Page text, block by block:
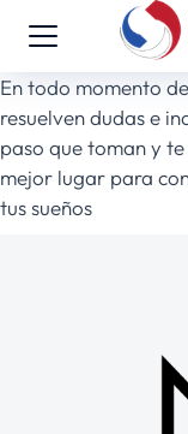
En todo momento
resuelven dudas e
paso que toman y
mejor lugar para
tus sueños